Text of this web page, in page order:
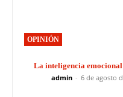
OPINIÓN
La inteligencia
admin - 6 de agosto